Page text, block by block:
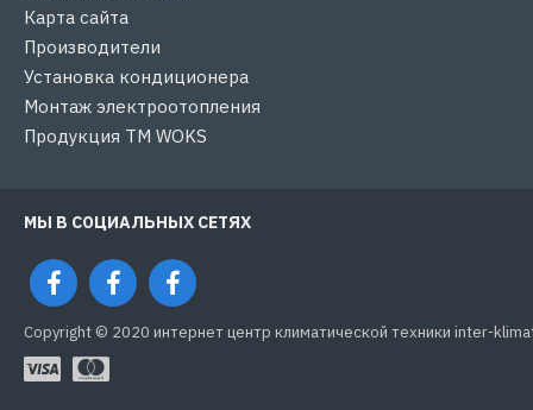
Карта сайта
Производители
Установка кондиционера
Монтаж электроотопления
Продукция ТМ WOKS
МЫ В СОЦИАЛЬНЫХ СЕТЯХ
Copyright © 2020 интернет центр климатической техники inter-